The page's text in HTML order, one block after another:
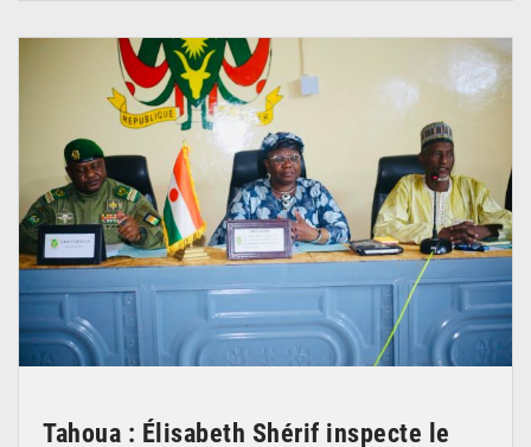
Tahoua : Élisabeth Shérif inspecte le